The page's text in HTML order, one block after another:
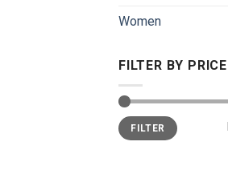
Women
FILTER BY PRICE
FILTER